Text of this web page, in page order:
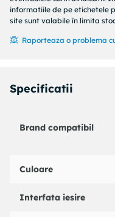
cu 12W 5V 2.4A de
informatiile de pe etichetele
site sunt valabile în limita
Raporteaza o problema
Specificatii
Brand compatibil
Culoare
Interfata iesire